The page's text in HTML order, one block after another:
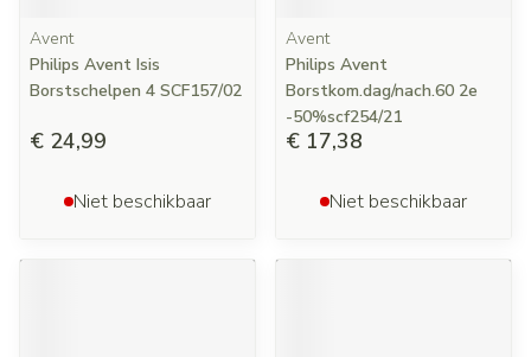
Avent
Philips Avent Isis
Borstschelpen 4 SCF157/02
€ 24,99
Niet beschikbaar
Avent
Philips Avent
Borstkom.dag/nach.60 2e
-50%scf254/21
€ 17,38
Niet beschikbaar